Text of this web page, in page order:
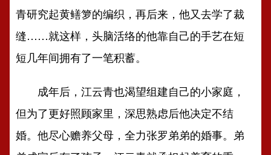
青研究起黄鳝箩的编织，再后来，他又去学了裁
缝……就这样，头脑活络的他靠自己的手艺在短
短几年间拥有了一笔积蓄。
成年后，江云青也渴望组建自己的小家庭，
但为了更好照顾家里，深思熟虑后他决定不结
婚。他尽心赡养父母，全力张罗弟弟的婚事。弟